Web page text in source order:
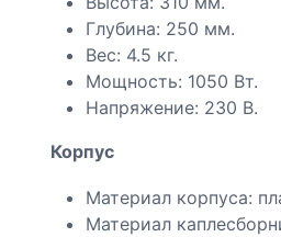
Глубина: 250 мм.
Вес: 4.5 кг.
Мощность: 1050 Вт.
Напряжение: 230 В.
Корпус
Материал корпуса:
Материал